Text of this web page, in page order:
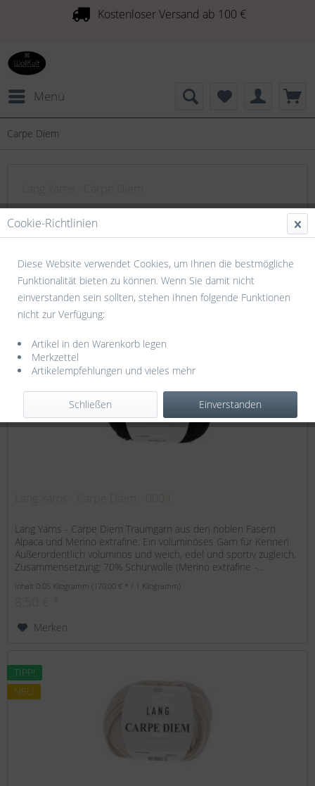
Kostenloser Versand ab 100 €
Menü
Carpe Diem
extrafine. Ein voluminöses Garn für Kenner! Außerordentlich
erfahren »
TIPP!
NEU
Lang Yarns - Carpe Diem Traumgarn aus den noblen Fasern
Alpaca und Merino extrafine. Ein voluminöses Garn für Kenner!
Außerordentlich voluminös und weich, edel und sportiv zugleich.
Zusammensetzung: 70% Schurwolle (Merino extrafine -...
Inhalt 0.05 Kilogramm(170,00 € * / 1 Kilogramm)
Merken
TIPP!
NEU
Cookie-Richtlinien
Diese Website verwendet Cookies, um Ihnen die bestmögliche
Funktionalität bieten zu können. Wenn Sie damit nicht
einverstanden sein sollten, stehen Ihnen folgende Funktionen
nicht zur Verfügung:
Artikel in den Warenkorb legen
Merkzettel
Artikelempfehlungen und vieles mehr
Einverstanden
Schließen